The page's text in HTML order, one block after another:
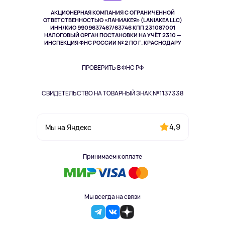
АКЦИОНЕРНАЯ КОМПАНИЯ С ОГРАНИЧЕННОЙ
ОТВЕТСТВЕННОСТЬЮ «ЛАНИАКЕЯ» (LANIAKEA LLC)
ИНН/КИО 9909637467/63746 КПП 231087001
НАЛОГОВЫЙ ОРГАН ПОСТАНОВКИ НА УЧЁТ 2310 —
ИНСПЕКЦИЯ ФНС РОССИИ № 2 ПО Г. КРАСНОДАРУ
ПРОВЕРИТЬ В ФНС РФ
СВИДЕТЕЛЬСТВО НА ТОВАРНЫЙ ЗНАК №1137338
Мы на Яндекс 4,9
Принимаем к оплате
Мы всегда на связи
Здоровье питомцев
Одежда и аксессуары